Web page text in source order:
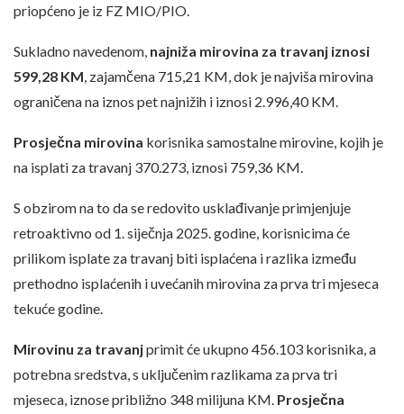
priopćeno je iz FZ MIO/PIO.
Sukladno navedenom, najniža mirovina za travanj iznosi
599,28 KM , zajamčena 715,21 KM, dok je najviša mirovina
ograničena na iznos pet najnižih i iznosi 2.996,40 KM.
Prosječna mirovina korisnika samostalne mirovine, kojih je
na isplati za travanj 370.273, iznosi 759,36 KM.
S obzirom na to da se redovito usklađivanje primjenjuje
retroaktivno od 1. siječnja 2025. godine, korisnicima će
prilikom isplate za travanj biti isplaćena i razlika između
prethodno isplaćenih i uvećanih mirovina za prva tri mjeseca
tekuće godine.
Mirovinu za travanjprimit će ukupno 456.103 korisnika, a
potrebna sredstva, s uključenim razlikama za prva tri
mjeseca, iznose približno 348 milijuna KM. Prosječna